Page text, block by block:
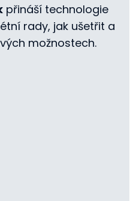
přináší technologie
rady, jak ušetřit a
možnostech.